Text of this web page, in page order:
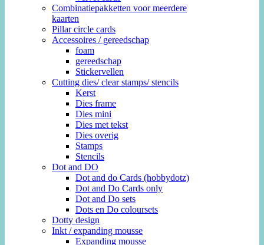
Combinatiepakketten voor meerdere
kaarten
Pillar circle cards
Accessoires / gereedschap
foam
gereedschap
Stickervellen
Cutting dies/ clear stamps/ stencils
Kerst
Dies frame
Dies mini
Dies met tekst
Dies overig
Stamps
Stencils
Dot and DO
Dot and do Cards (hobbydotz)
Dot and Do Cards only
Dot and Do sets
Dots en Do coloursets
Dotty design
Inkt / expanding mousse
Expanding mousse